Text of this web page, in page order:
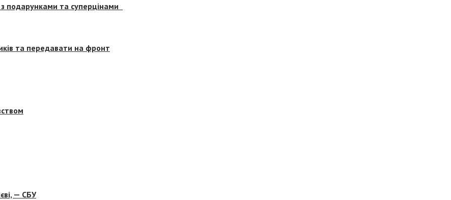
подарунками та суперцінами
та передавати на фронт
— СБУ